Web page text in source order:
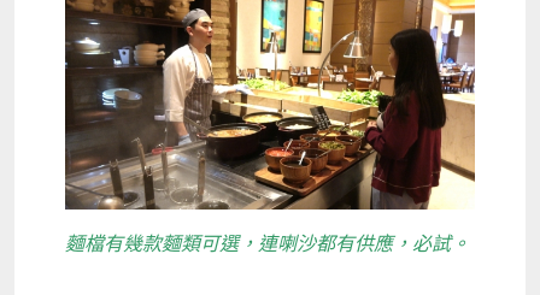
麵檔有幾款麵類可選，連喇沙都有供應，必試。